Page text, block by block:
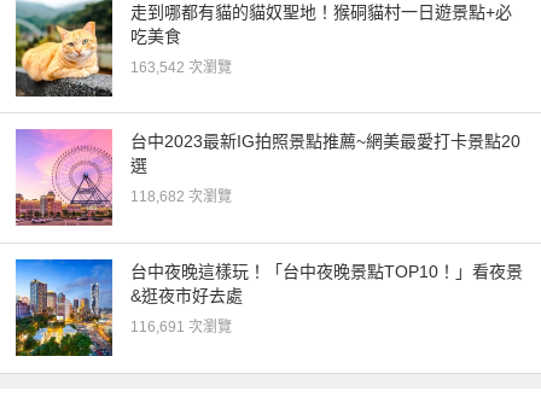
走到哪都有貓的貓奴聖地！猴硐貓村一日遊景點+必
吃美食
163,542 次瀏覽
台中2023最新IG拍照景點推薦~網美最愛打卡景點20
選
118,682 次瀏覽
台中夜晚這樣玩！「台中夜晚景點TOP10！」看夜景
&逛夜市好去處
116,691 次瀏覽